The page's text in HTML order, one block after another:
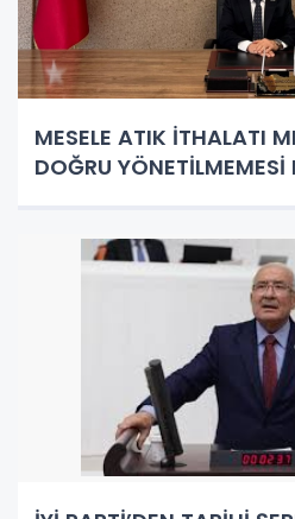
MESELE ATIK İTHALATI
DOĞRU YÖNETİLMEMESİ